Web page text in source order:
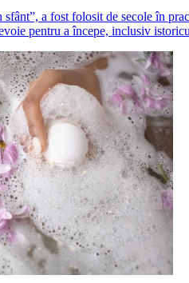
sfânt”, a fost folosit de secole în
pentru a începe, inclusiv